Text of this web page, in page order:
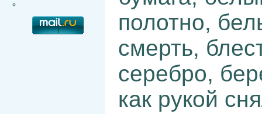
полотно,
смерть,
серебро,
как рукой